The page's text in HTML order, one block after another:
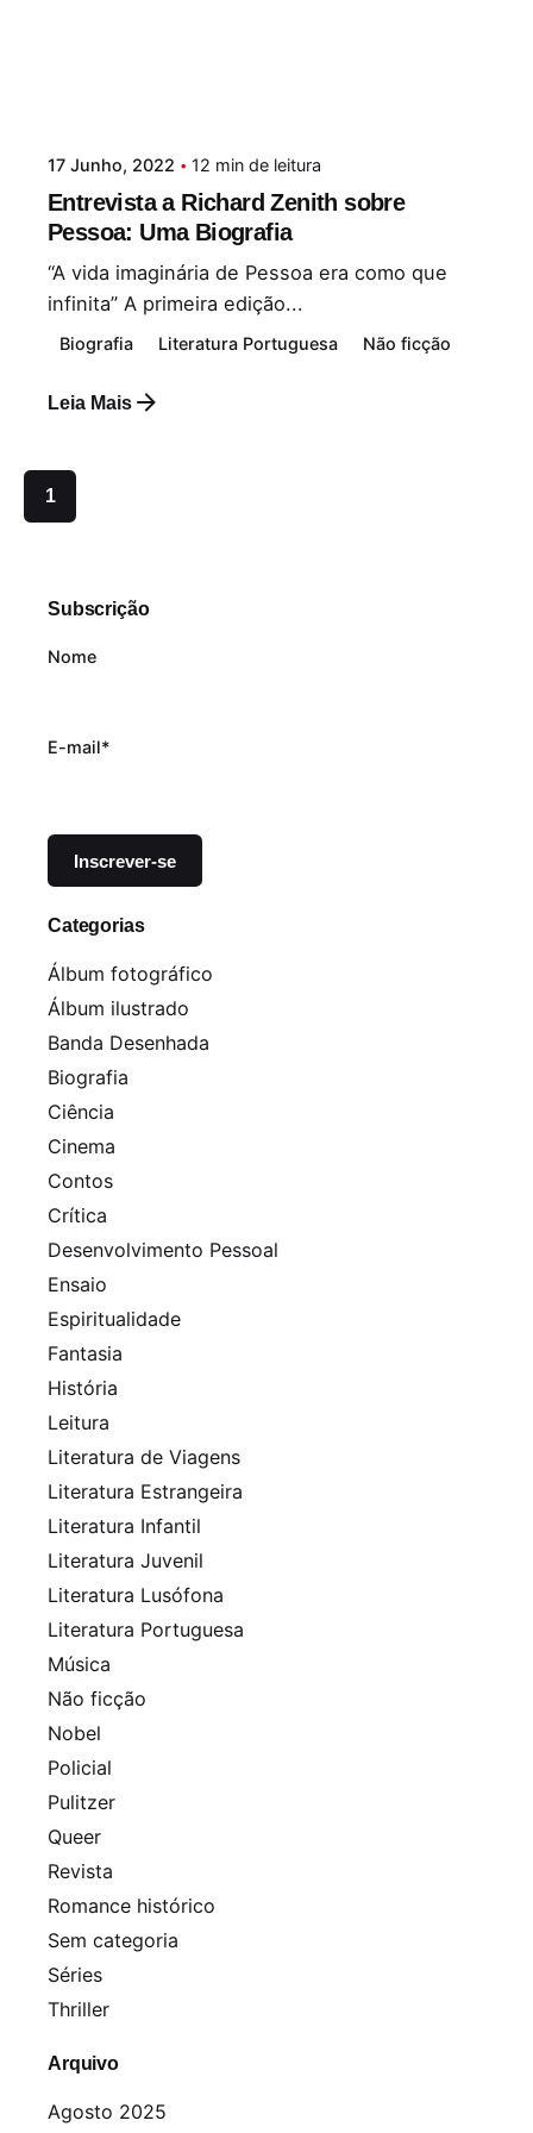
17 Junho, 2022 12 min de leitura
Entrevista a Richard Zenith sobre
Pessoa: Uma Biografia
“A vida imaginária de Pessoa era como que
infinita” A primeira edição...
Biografia Literatura Portuguesa Não ficção
Leia Mais
1
Subscrição
Nome
E-mail*
Categorias
Álbum fotográfico
Álbum ilustrado
Banda Desenhada
Biografia
Ciência
Cinema
Contos
Crítica
Desenvolvimento Pessoal
Ensaio
Espiritualidade
Fantasia
História
Leitura
Literatura de Viagens
Literatura Estrangeira
Literatura Infantil
Literatura Juvenil
Literatura Lusófona
Literatura Portuguesa
Música
Não ficção
Nobel
Policial
Pulitzer
Queer
Revista
Romance histórico
Sem categoria
Séries
Thriller
Arquivo
Agosto 2025